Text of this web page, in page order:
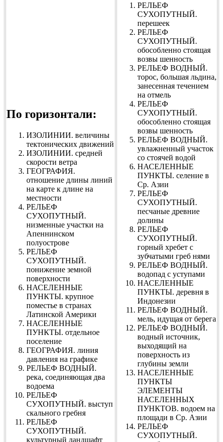
По горизонтали:
ИЗОЛИНИИ. величины
тектонических движений
ИЗОЛИНИИ. средней
скорости ветра
ГЕОГРАФИЯ.
отношение длины линий
на карте к длине на
местности
РЕЛЬЕФ
СУХОПУТНЫЙ.
низменные участки на
Апеннинском
полуострове
РЕЛЬЕФ
СУХОПУТНЫЙ.
понижение земной
поверхности
НАСЕЛЕННЫЕ
ПУНКТЫ. крупное
поместье в странах
Латинской Америки
НАСЕЛЕННЫЕ
ПУНКТЫ. отдельное
поселение
ГЕОГРАФИЯ. линия
давления на графике
РЕЛЬЕФ ВОДНЫЙ.
река, соединяющая два
водоема
РЕЛЬЕФ
СУХОПУТНЫЙ. выступ
скального гребня
РЕЛЬЕФ
СУХОПУТНЫЙ.
культурный ландшафт
РЕЛЬЕФ
СУХОПУТНЫЙ.
перешеек
РЕЛЬЕФ
СУХОПУТНЫЙ.
обособленно стоящая
возвы шенность
РЕЛЬЕФ ВОДНЫЙ.
торос, большая льдина,
занесенная течением
на отмель
РЕЛЬЕФ
СУХОПУТНЫЙ.
обособленно стоящая
возвы шенность
РЕЛЬЕФ ВОДНЫЙ.
увлажненный участок
со стоячей водой
НАСЕЛЕННЫЕ
ПУНКТЫ. селение в
Ср. Азии
РЕЛЬЕФ
СУХОПУТНЫЙ.
песчаные древние
долины
РЕЛЬЕФ
СУХОПУТНЫЙ.
горный хребет с
зубчатыми греб нями
РЕЛЬЕФ ВОДНЫЙ.
водопад с уступами
НАСЕЛЕННЫЕ
ПУНКТЫ. деревня в
Индонезии
РЕЛЬЕФ ВОДНЫЙ.
мель, идущая от берега
РЕЛЬЕФ ВОДНЫЙ.
водный источник,
выходящий на
поверхность из
глубины земли
НАСЕЛЕННЫЕ
ПУНКТЫ
ЭЛЕМЕНТЫ
НАСЕЛЕННЫХ
ПУНКТОВ. водоем на
площади в Ср. Азии
РЕЛЬЕФ
СУХОПУТНЫЙ.